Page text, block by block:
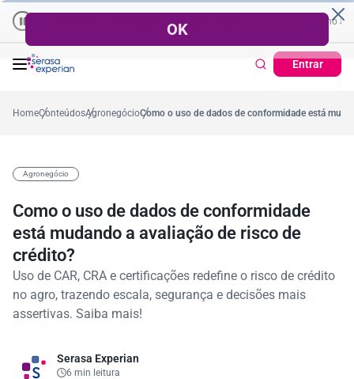
Empresas | Recuperação de Crédito Percentual médio no ano
Entrar
ano Cartão de Crédito |
HomeConteúdosAgronegócioComo o uso de dados de conformidade está
Agronegócio
Como o uso de dados de conformidade
está mudando a avaliação de risco de
crédito?
Uso de CAR, CRA e certificações redefine o risco de crédito
no agro, trazendo escala, segurança e decisões mais
assertivas. Saiba mais!
Serasa Experian
6 min leitura